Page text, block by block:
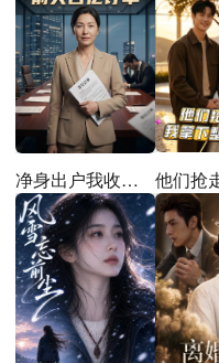
净身出户我收回前夫百亿订单